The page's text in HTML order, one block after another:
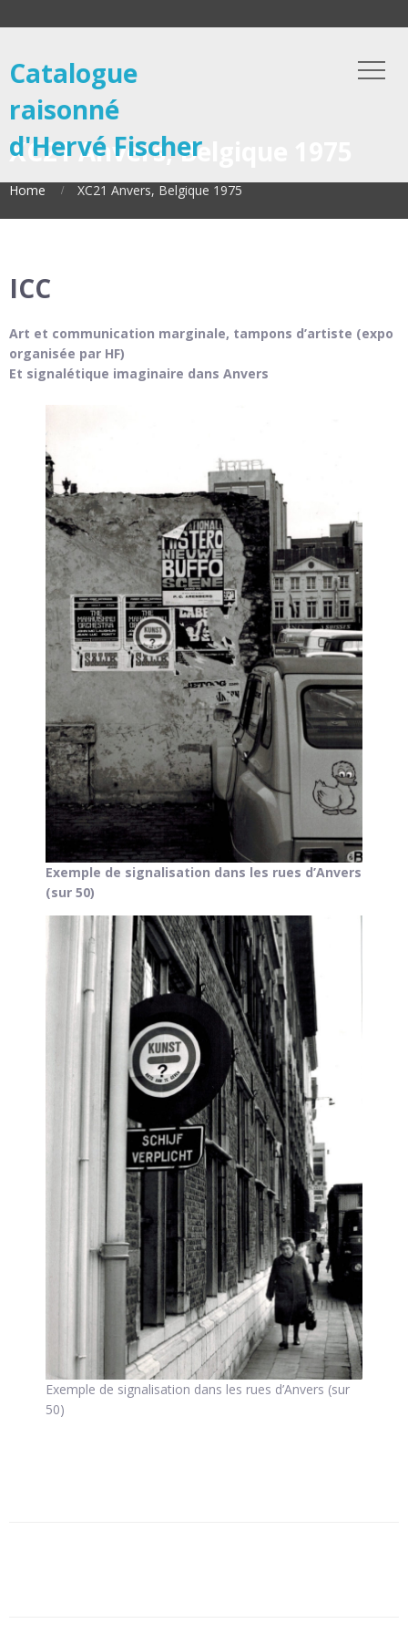
Catalogue
raisonné
d'Hervé Fischer
XC21 Anvers, Belgique 1975
Home XC21 Anvers, Belgique 1975
ICC
Art et communication marginale, tampons d’artiste (expo
organisée par HF)
Et signalétique imaginaire dans Anvers
Exemple de signalisation dans les rues d’Anvers
(sur 50)
Exemple de signalisation dans les rues d’Anvers (sur
50)